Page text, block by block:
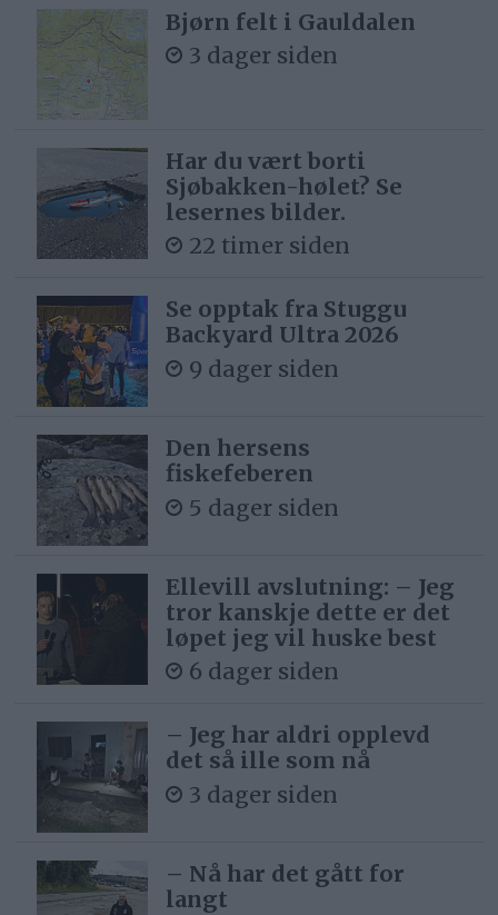
Bjørn felt i Gauldalen
3 dager siden
Har du vært borti
Sjøbakken-hølet? Se
lesernes bilder.
22 timer siden
Se opptak fra Stuggu
Backyard Ultra 2026
9 dager siden
Den hersens
fiskefeberen
5 dager siden
Ellevill avslutning: – Jeg
tror kanskje dette er det
løpet jeg vil huske best
6 dager siden
– Jeg har aldri opplevd
det så ille som nå
3 dager siden
– Nå har det gått for
langt